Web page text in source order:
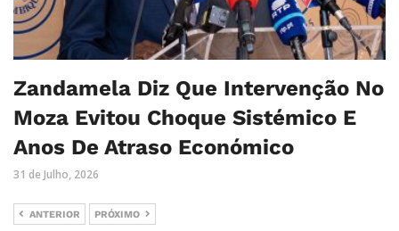
Zandamela Diz Que Intervenção No
Moza Evitou Choque Sistémico E
Anos De Atraso Económico
31 de Julho, 2026
ANTERIOR PRÓXIMO